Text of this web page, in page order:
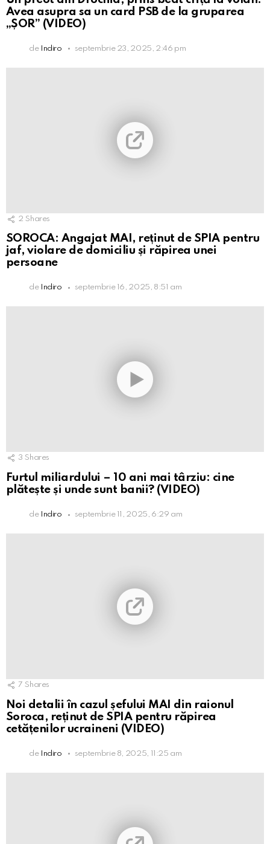
Avea asupra sa un card PSB de la gruparea
„ȘOR” (VIDEO)
de Indiro septembrie 23, 2025, 2:46 pm
2 Shares
SOROCA: Angajat MAI, reținut de SPIA pentru
jaf, violare de domiciliu și răpirea unei
persoane
de Indiro septembrie 16, 2025, 8:51 am
3 Shares
Furtul miliardului – 10 ani mai târziu: cine
plătește și unde sunt banii? (VIDEO)
de Indiro septembrie 11, 2025, 6:29 am
7 Shares
Noi detalii în cazul șefului MAI din raionul
Soroca, reținut de SPIA pentru răpirea
cetățenilor ucraineni (VIDEO)
de Indiro septembrie 8, 2025, 11:25 am